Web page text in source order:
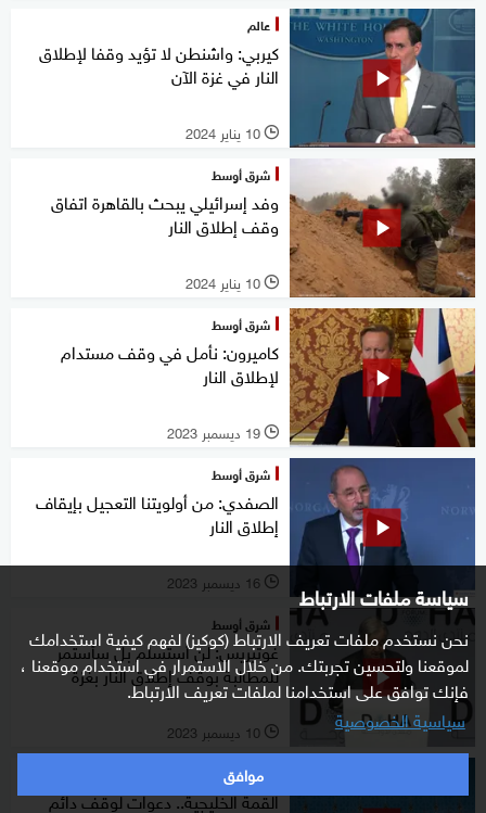
سياسة ملفات الارتباط
نحن نستخدم ملفات تعريف الارتباط (كوكيز) لفهم كيفية استخدامك
لموقعنا ولتحسين تجربتك. من خلال الاستمرار في استخدام موقعنا ،
فإنك توافق على استخدامنا لملفات تعريف الارتباط.
سياسية الخصوصية
موافق
عالم
كيربي: واشنطن لا تؤيد وقفا لإطلاق
النار في غزة الآن
l 10 يناير 2024
شرق أوسط
وفد إسرائيلي يبحث بالقاهرة اتفاق
وقف إطلاق النار
l 10 يناير 2024
شرق أوسط
كاميرون: نأمل في وقف مستدام
لإطلاق النار
l 19 ديسمبر 2023
شرق أوسط
الصفدي: من أولويتنا التعجيل بإيقاف
إطلاق النار
l 16 ديسمبر 2023
شرق أوسط
غوتيريس: لن أستسلم بل سأستمر
للمطالبة بوقف إطلاق النار بغزة
l 10 ديسمبر 2023
غرفة الأخبار
القمة الخليجية.. دعوات لوقف دائم